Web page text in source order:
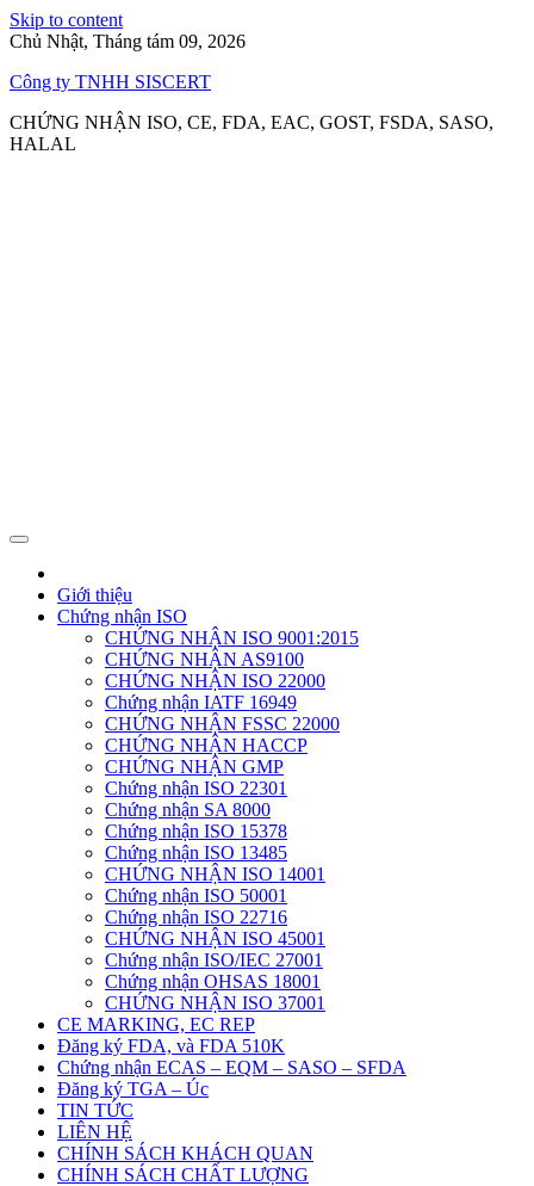
Skip to content
Chủ Nhật, Tháng tám 09, 2026
Công ty TNHH SISCERT
CHỨNG NHẬN ISO, CE, FDA, EAC, GOST, FSDA, SASO,
HALAL
Giới thiệu
Chứng nhận ISO
CHỨNG NHẬN ISO 9001:2015
CHỨNG NHẬN AS9100
CHỨNG NHẬN ISO 22000
Chứng nhận IATF 16949
CHỨNG NHẬN FSSC 22000
CHỨNG NHẬN HACCP
CHỨNG NHẬN GMP
Chứng nhận ISO 22301
Chứng nhận SA 8000
Chứng nhận ISO 15378
Chứng nhận ISO 13485
CHỨNG NHẬN ISO 14001
Chứng nhận ISO 50001
Chứng nhận ISO 22716
CHỨNG NHẬN ISO 45001
Chứng nhận ISO/IEC 27001
Chứng nhận OHSAS 18001
CHỨNG NHẬN ISO 37001
CE MARKING, EC REP
Đăng ký FDA, và FDA 510K
Chứng nhận ECAS – EQM – SASO – SFDA
Đăng ký TGA – Úc
TIN TỨC
LIÊN HỆ
CHÍNH SÁCH KHÁCH QUAN
CHÍNH SÁCH CHẤT LƯỢNG